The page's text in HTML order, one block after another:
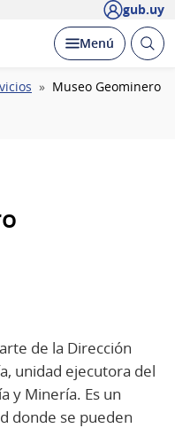
gub.uy
Desplegar
Menú Abrir
Museo Geominero
de la Dirección
unidad ejecutora del
y Minería. Es un
donde se pueden